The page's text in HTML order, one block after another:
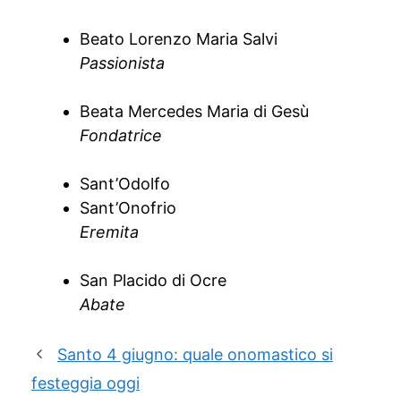
Beato Lorenzo Maria Salvi
Passionista
Beata Mercedes Maria di Gesù
Fondatrice
Sant’Odolfo
Sant’Onofrio
Eremita
San Placido di Ocre
Abate
Santo 4 giugno: quale onomastico si
festeggia oggi